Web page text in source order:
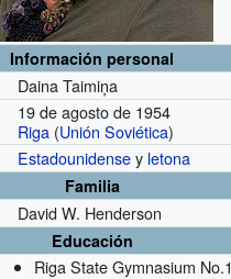
Información personal
Daina Taimiņa
19 de agosto de 1954
Riga (Unión Soviética)
Estadounidensey letona
Familia
David W. Henderson
Educación
Riga State Gymnasium No.1